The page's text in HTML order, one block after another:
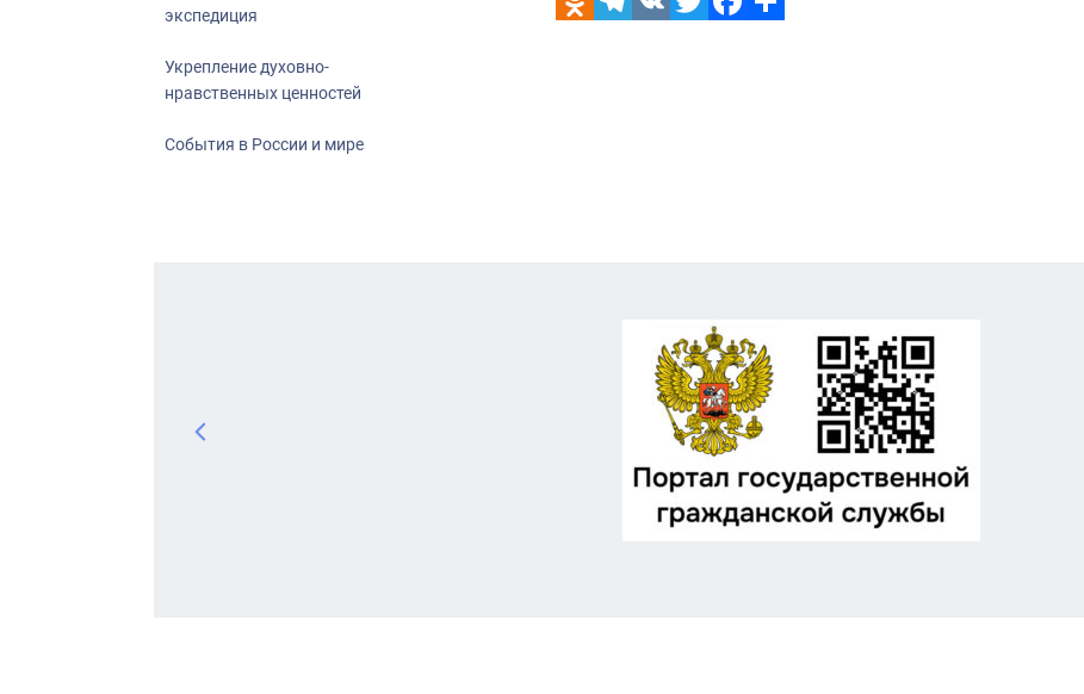
экспедиция
Укрепление духовно-
нравственных ценностей
События в России и мире